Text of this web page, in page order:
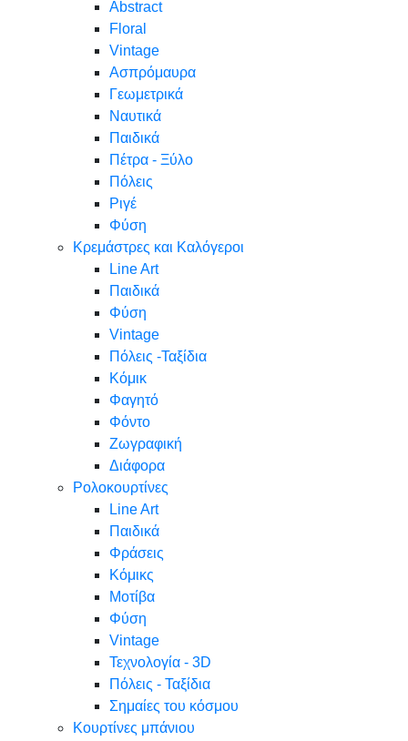
Abstract
Floral
Vintage
Ασπρόμαυρα
Γεωμετρικά
Ναυτικά
Παιδικά
Πέτρα - Ξύλο
Πόλεις
Ριγέ
Φύση
Κρεμάστρες και Καλόγεροι
Line Art
Παιδικά
Φύση
Vintage
Πόλεις -Ταξίδια
Κόμικ
Φαγητό
Φόντο
Ζωγραφική
Διάφορα
Ρολοκουρτίνες
Line Art
Παιδικά
Φράσεις
Κόμικς
Μοτίβα
Φύση
Vintage
Τεχνολογία - 3D
Πόλεις - Ταξίδια
Σημαίες του κόσμου
Κουρτίνες μπάνιου